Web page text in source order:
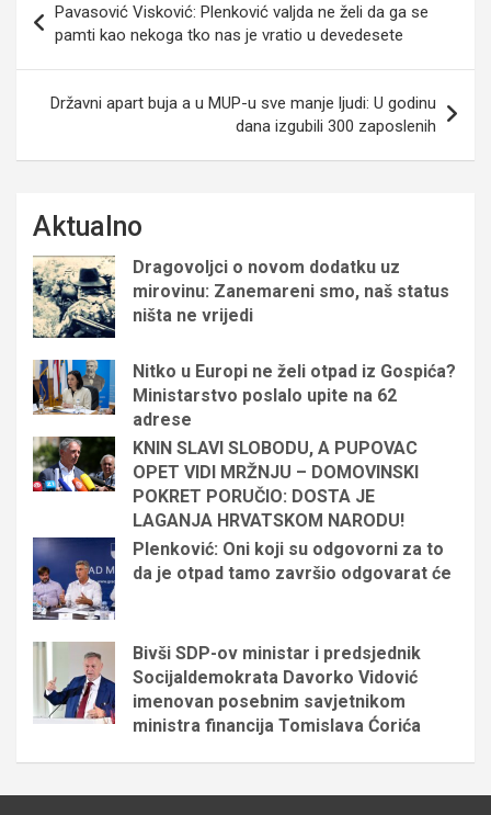
objava
Pavasović Visković: Plenković valjda ne želi da ga se
pamti kao nekoga tko nas je vratio u devedesete
Državni apart buja a u MUP-u sve manje ljudi: U godinu
dana izgubili 300 zaposlenih
Aktualno
Dragovoljci o novom dodatku uz
mirovinu: Zanemareni smo, naš status
ništa ne vrijedi
Nitko u Europi ne želi otpad iz Gospića?
Ministarstvo poslalo upite na 62
adrese
KNIN SLAVI SLOBODU, A PUPOVAC
OPET VIDI MRŽNJU – DOMOVINSKI
POKRET PORUČIO: DOSTA JE
LAGANJA HRVATSKOM NARODU!
Plenković: Oni koji su odgovorni za to
da je otpad tamo završio odgovarat će
Bivši SDP-ov ministar i predsjednik
Socijaldemokrata Davorko Vidović
imenovan posebnim savjetnikom
ministra financija Tomislava Ćorića